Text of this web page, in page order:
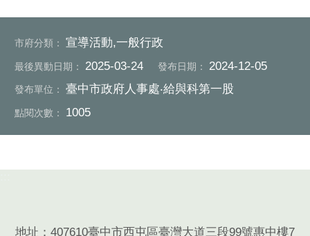
市府分類： 宣導活動,一般行政
最後異動日期： 2025-03-24 發布日期： 2024-12-05
發布單位： 臺中市政府人事處‧給與科第一股
點閱次數： 1005
地址：407610臺中市西屯區臺灣大道三段99號惠中樓7